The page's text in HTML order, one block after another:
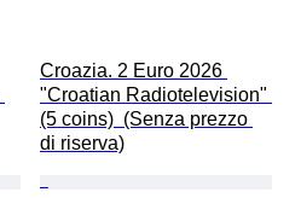
Croazia. 2 Euro 2026
"Croatian Radiotelevision"
(5 coins)  (Senza prezzo
di riserva)